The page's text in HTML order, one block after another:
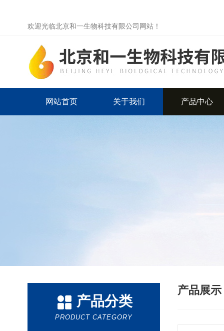
欢迎光临北京和一生物科技有限公司网站！
网站首页 关于我们 产品中心
产品分类
PRODUCT CATEGORY
产品展示